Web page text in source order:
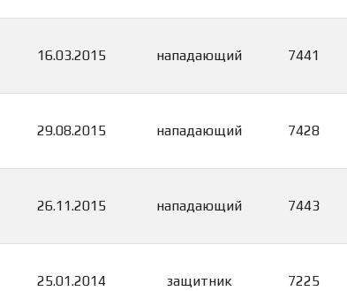
16.03.2015 нападающий 7441
29.08.2015 нападающий 7428
26.11.2015 нападающий 7443
25.01.2014 защитник 7225